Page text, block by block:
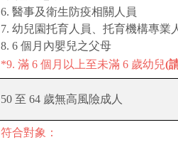
6. 醫事及衛生防疫相關人員
7. 幼兒園托育人員、托育機構專業
8. 6 個月內嬰兒之父母
*9. 滿 6 個月以上至未滿 6 歲幼兒(
50 至 64 歲無高風險成人
符合對象：